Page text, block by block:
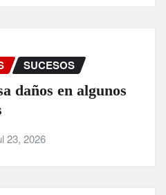
SUCESOS
daños en algunos
23, 2026